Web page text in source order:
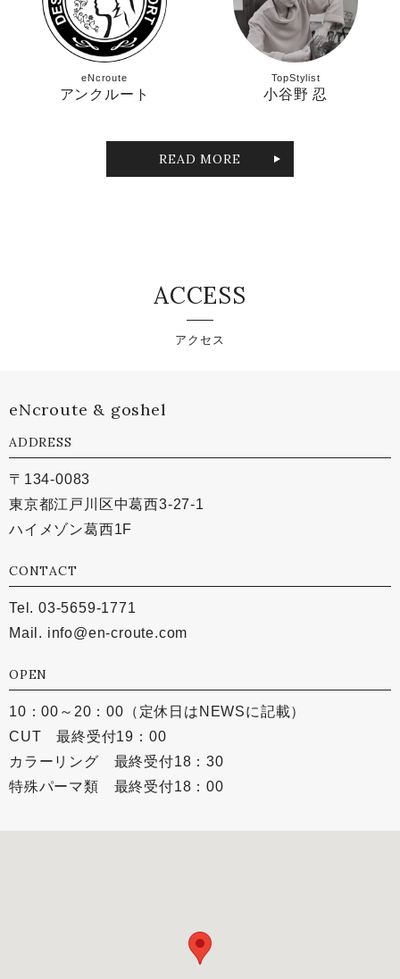
eNcroute
アンクルート
TopStylist
小谷野 忍
READ MORE
ACCESS
アクセス
eNcroute & goshel
ADDRESS
〒134-0083
東京都江戸川区中葛西3-27-1
ハイメゾン葛西1F
CONTACT
Tel. 03-5659-1771
Mail. info@en-croute.com
OPEN
10：00～20：00（定休日はNEWSに記載）
CUT 最終受付19：00
カラーリング 最終受付18：30
特殊パーマ類 最終受付18：00